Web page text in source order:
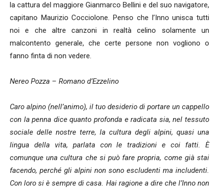
la cattura del maggiore Gianmarco Bellini e del suo navigatore,
capitano Maurizio Cocciolone. Penso che l’Inno unisca tutti
noi e che altre canzoni in realtà celino solamente un
malcontento generale, che certe persone non vogliono o
fanno finta di non vedere.
Nereo Pozza – Romano d’Ezzelino
Caro alpino (nell’animo), il tuo desiderio di portare un cappello
con la penna dice quanto profonda e radicata sia, nel tessuto
sociale delle nostre terre, la cultura degli alpini, quasi una
lingua della vita, parlata con le tradizioni e coi fatti. È
comunque una cultura che si può fare propria, come già stai
facendo, perché gli alpini non sono escludenti ma includenti.
Con loro si è sempre di casa. Hai ragione a dire che l’Inno non